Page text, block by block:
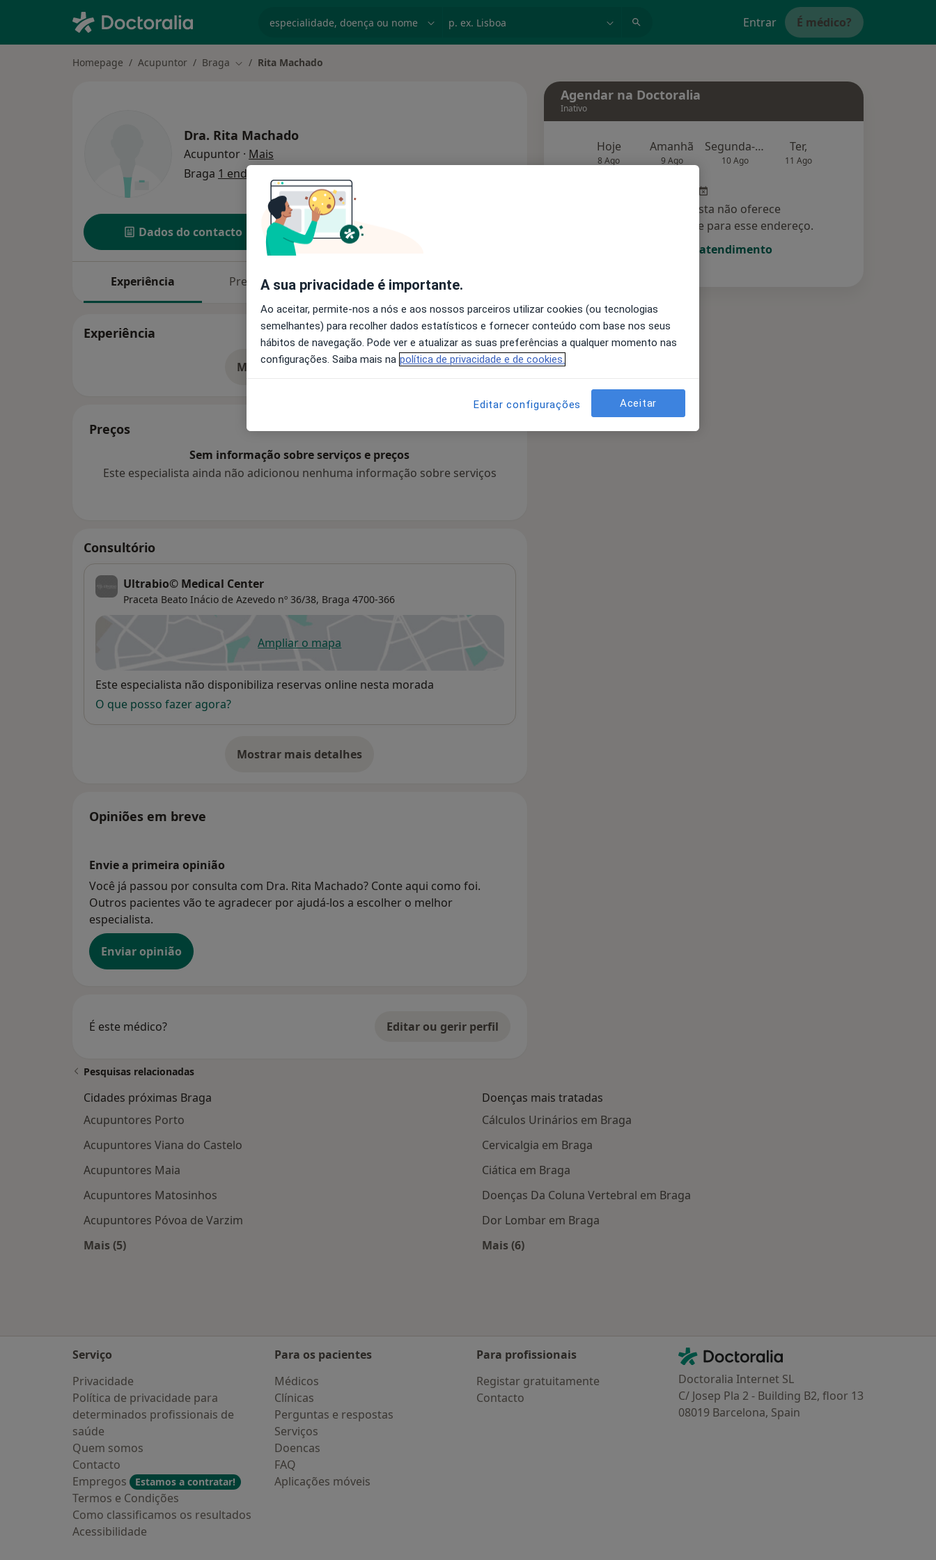
Entrar É médico?
Homepage Acupuntor Braga Mudar de cidade
Rita Machado
Dra. Rita Machado
Acupuntor · Mais
Braga 1 endereço
Dados do contacto Solicite um atendimento
Experiência Preços Consultórios Opiniões
Experiência
Mostrar mais detalhes
Preços
Sem informação sobre serviços e preços
Este especialista ainda não adicionou nenhuma informação sobre serviços
Consultório
Ultrabio© Medical Center
Praceta Beato Inácio de Azevedo nº 36/38, Braga 4700-366
Ampliar o mapaabre num novo separador
Disponibilidade
Este especialista não disponibiliza reservas online nesta morada
O que posso fazer agora?
Mostrar mais detalhes
sobre o endereço
Opiniões em breve
Envie a primeira opinião
Você já passou por consulta com Dra. Rita Machado? Conte aqui como foi.
Outros pacientes vão te agradecer por ajudá-los a escolher o melhor
especialista.
Enviar opinião
É este médico? Editar ou gerir perfil
Agendar na Doctoralia
Inativo
Hoje
8 Ago
Amanhã
9 Ago
Segunda-feira
10 Ago
Ter,
11 Ago
Esse especialista não oferece
agendamento online para esse endereço.
Solicite um atendimento
Pesquisas relacionadas
Cidades próximas Braga
Acupuntores Porto
Acupuntores Viana do Castelo
Acupuntores Maia
Acupuntores Matosinhos
Acupuntores Póvoa de Varzim
Mais (5)
Doenças mais tratadas
Cálculos Urinários em Braga
Cervicalgia em Braga
Ciática em Braga
Doenças Da Coluna Vertebral em Braga
Dor Lombar em Braga
Mais (6)
Serviço
Privacidade
Política de privacidade para
determinados profissionais de
saúde
Quem somos
Contacto
Empregos
Estamos a contratar!
Termos e Condições
Como classificamos os resultados
Acessibilidade
Para os pacientes
Médicos
Clínicas
Perguntas e respostas
Serviços
Doencas
FAQ
Aplicações móveis
Para profissionais
Registar gratuitamente
Contacto
Contacto
Doctoralia - Homepage
Doctoralia Internet SL
C/ Josep Pla 2 - Building B2, floor 13
08019 Barcelona, Spain
A sua privacidade é importante.
Ao aceitar, permite-nos a nós e aos nossos parceiros utilizar cookies (ou tecnologias
semelhantes) para recolher dados estatísticos e fornecer conteúdo com base nos seus
hábitos de navegação. Pode ver e atualizar as suas preferências a qualquer momento nas
configurações. Saiba mais na política de privacidade e de cookies.
Editar configurações Aceitar